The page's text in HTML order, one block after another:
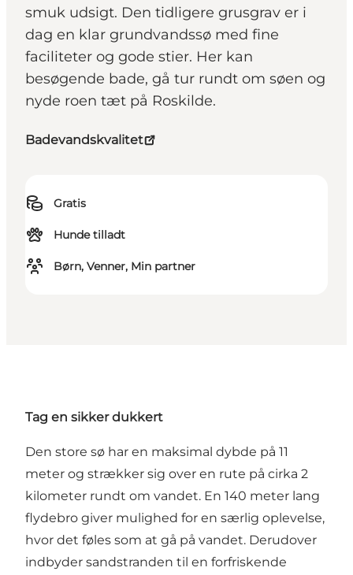
smuk udsigt. Den tidligere grusgrav er i
dag en klar grundvandssø med fine
faciliteter og gode stier. Her kan
besøgende bade, gå tur rundt om søen og
nyde roen tæt på Roskilde.
Badevandskvalitet
Gratis
Hunde tilladt
Børn, Venner, Min partner
Tag en sikker dukkert
Den store sø har en maksimal dybde på 11
meter og strækker sig over en rute på cirka 2
kilometer rundt om vandet. En 140 meter lang
flydebro giver mulighed for en særlig oplevelse,
hvor det føles som at gå på vandet. Derudover
indbyder sandstranden til en forfriskende